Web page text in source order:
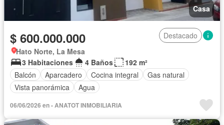
Casa
$ 600.000.000
Destacado
Hato Norte, La Mesa
3 Habitaciones
4 Baños
192 m²
Balcón
Aparcadero Cocina integral
Gas natural
Vista panorámica
Agua
06/06/2026 en - ANATOT INMOBILIARIA